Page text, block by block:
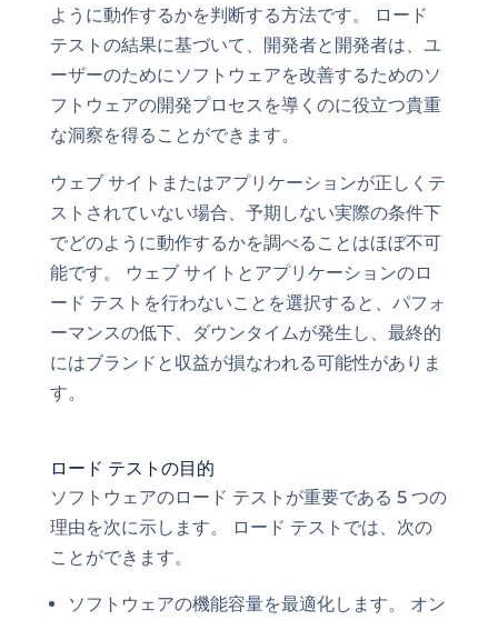
ように動作するかを判断する方法です。 ロード
テストの結果に基づいて、開発者と開発者は、ユ
ーザーのためにソフトウェアを改善するためのソ
フトウェアの開発プロセスを導くのに役立つ貴重
な洞察を得ることができます。
ウェブ サイトまたはアプリケーションが正しくテ
ストされていない場合、予期しない実際の条件下
でどのように動作するかを調べることはほぼ不可
能です。 ウェブ サイトとアプリケーションのロ
ード テストを行わないことを選択すると、パフォ
ーマンスの低下、ダウンタイムが発生し、最終的
にはブランドと収益が損なわれる可能性がありま
す。
ロード テストの目的
ソフトウェアのロード テストが重要である 5 つの
理由を次に示します。 ロード テストでは、次の
ことができます。
ソフトウェアの機能容量を最適化します。 オン